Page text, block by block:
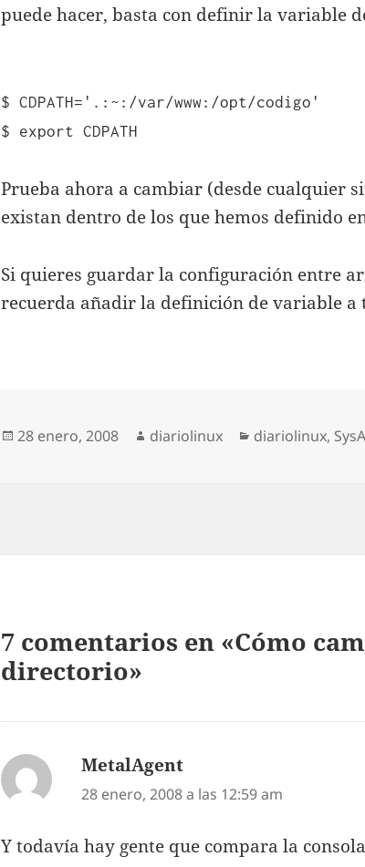
puede hacer, basta con definir la variable
$ CDPATH='.:~:/var/www:/opt/codigo'
$ export CDPATH
Prueba ahora a cambiar (desde cualquier
existan dentro de los que hemos definido
Si quieres guardar la configuración entre
recuerda añadir la definición de variable a
Publicado
28 enero, 2008 Autor
diariolinux Categorías
diariolinux,
7 comentarios en «Cómo
directorio»
MetalAgent
28 enero, 2008 a las 12:59 am
Y todavía hay gente que compara la